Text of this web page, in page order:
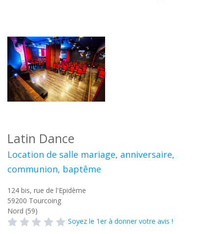
Latin Dance
Location de salle mariage, anniversaire,
communion, baptême
124 bis, rue de l'Epidème
59200 Tourcoing
Nord (59)
Soyez le 1er à donner votre avis !